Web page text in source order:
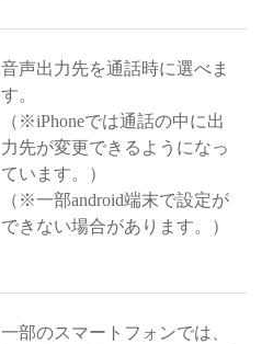
音声出力先を通話時に選べま
す。
（※iPhoneでは通話の中に出
力先が変更できるようになっ
ています。）
（※一部android端末で設定が
できない場合があります。）
一部のスマートフォンでは、